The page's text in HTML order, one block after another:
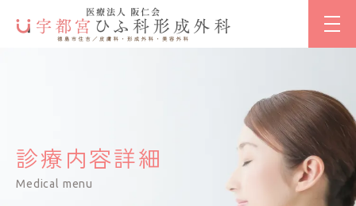
診療内容詳細
Medical menu